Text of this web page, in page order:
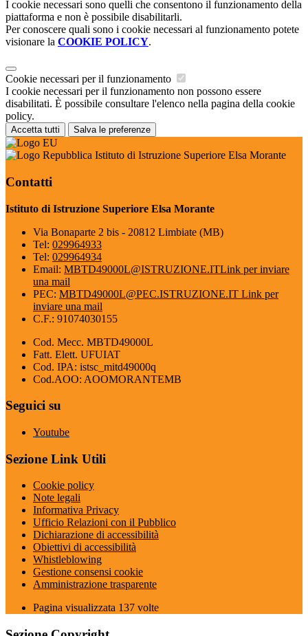
I cookie necessari sono quelli che consentono il funzionamento della
piattaforma e non è possibile disabilitarli.
Per conoscere quali sono i cookie necessari al funzionamento potete
visionare la COOKIE POLICY.
Cookie necessari per il funzionamento
I cookie necessari per il funzionamento non possono essere
disabilitati. È possibile consultare l'elenco nella pagina della cookie
policy.
Accetta tutti Salva le preferenze
Istituto di Istruzione Superiore Elsa Morante
Contatti
Istituto di Istruzione Superiore Elsa Morante
Via Bonaparte 2 bis - 20812 Limbiate (MB)
Tel: 029964933
Tel: 029964934
Email: MBTD49000L@ISTRUZIONE.ITLink per inviare
una mail
PEC: MBTD49000L@PEC.ISTRUZIONE.IT Link per
inviare una mail
C.F.: 91074030155
Cod. Mecc. MBTD49000L
Fatt. Elett. UFUIAT
Cod. IPA: istsc_mitd49000q
Cod.AOO: AOOMORANTEMB
Seguici su
Youtube
Sezione Link Utili
Cookie policy
Note legali
Informativa Privacy
Ufficio Relazioni con il Pubblico
Dichiarazione di accessibilità
Obiettivi di accessibilità
Whistleblowing
Gestione consensi cookie
Amministrazione trasparente
Pagina visualizzata 137 volte